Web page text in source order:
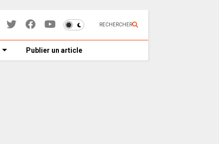
RECHERCHER
Publier un article